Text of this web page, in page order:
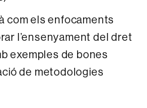
com els enfocaments
l’ensenyament del dret
exemples de bones
de metodologies